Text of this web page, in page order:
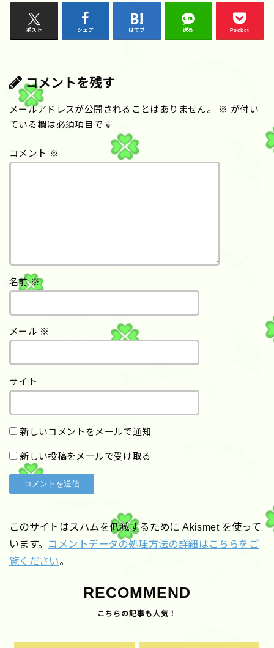
ポスト シェア はてブ 送る Pocket
コメントを残す
メールアドレスが公開されることはありません。 ※ が付い
ている欄は必須項目です
コメント ※
名前※
メール ※
サイト
新しいコメントをメールで通知
新しい投稿をメールで受け取る
このサイトはスパムを低減するために Akismet を使って
います。 コメントデータの処理方法の詳細はこちらをご
覧ください。
RECOMMEND